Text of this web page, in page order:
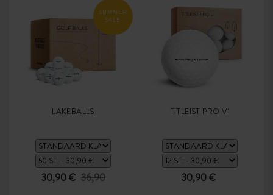
SUMMER
SALE
LAKEBALLS
30,90 € 36,90
TITLEIST PRO V1
30,90 €